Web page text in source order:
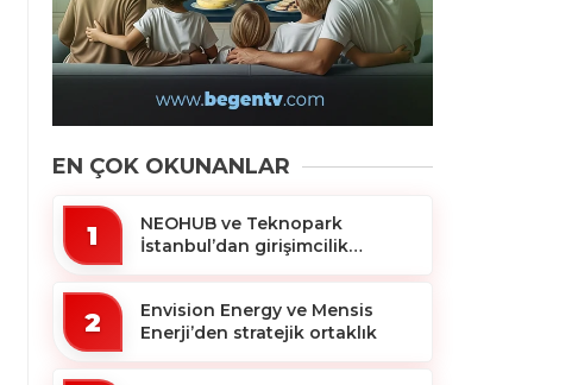
EN ÇOK OKUNANLAR
1
NEOHUB ve Teknopark
İstanbul’dan girişimcilik
2
Envision Energy ve Mensis
Enerji’den stratejik ortaklık